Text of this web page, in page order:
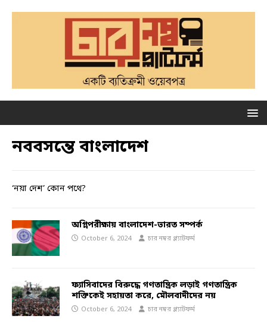
নববসন্তে বাংলাদেশ
‘নয়া দেশ’ কোন পথে?
অগ্নিপরীক্ষায় বাংলাদেশ-ভারত সম্পর্ক
October 6, 2024 চার নম্বর প্ল্যাটফর্ম
ফ্যাসিবাদের বিরুদ্ধে গণতান্ত্রিক লড়াই গণতান্ত্রিক
শক্তিকেই সহায়তা করে, মৌলবাদীদের নয়
October 6, 2024 চার নম্বর প্ল্যাটফর্ম